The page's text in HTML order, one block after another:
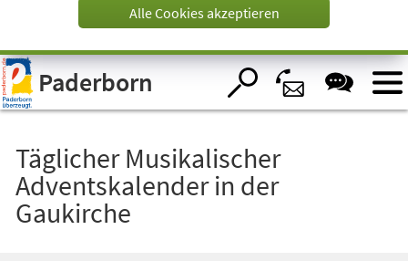
Visuelle
Assistenzsoftware
öffnen.
Alle Cookies akzeptieren
Paderborn
Täglicher Musikalischer
Adventskalender in der
Gaukirche